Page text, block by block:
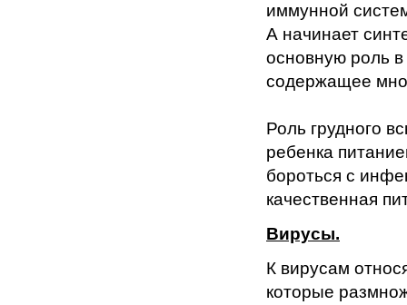
иммунной
А начинает
основную роль
содержащее
Роль грудного
ребенка
бороться с
качественная
Вирусы.
К вирусам
которые